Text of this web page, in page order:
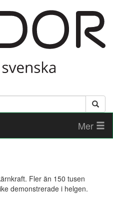
Mer
Fler än 150 tusen
demonstrerade i helgen.